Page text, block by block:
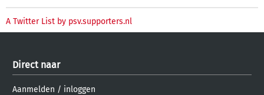
A Twitter List by psv.supporters.nl
Direct naar
Aanmelden / inloggen